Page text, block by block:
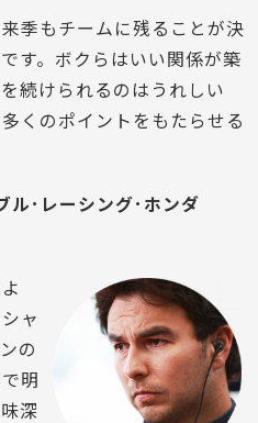
季もチームに残ることが決
す。ボクらはいい関係が築
続けられるのはうれしい
くのポイントをもたらせる
ル･レーシング･ホンダ
ャ
の
明
深